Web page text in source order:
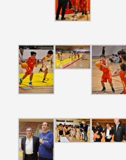
Termo de Pesquisa
Categorias gerais